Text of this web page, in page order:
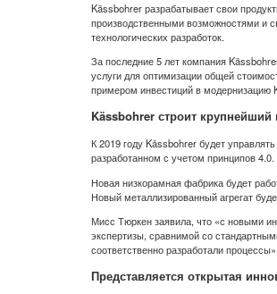
Kässbohrer разрабатывает свои
производственными возможностями и
технологических разработок.
За последние 5 лет компания
услуги для оптимизации общей
примером инвестиций в модернизацию
Kässbohrer строит
К 2019 году Kässbohrer будет
разработанном с учетом принципов 4.0.
Новая низкорамная фабрика будет
Новый металлизированный агрегат
Мисс Тюркен заявила, что «с новыми
экспертизы, сравнимой со
соответственно разработали процессы».
Представляется открытая